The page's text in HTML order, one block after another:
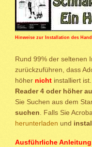
Hinweise zur Installation des
Rund 99% der seltenen
zurückzuführen, dass
höher nicht installiert
Reader 4 oder höher
Sie Suchen aus dem
suchen . Falls Sie
herunterladen und
Ausführliche